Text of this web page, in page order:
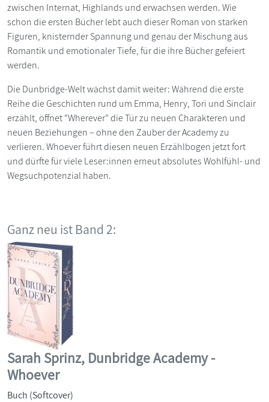
zwischen Internat, Highlands und erwachsen werden. Wie
schon die ersten Bücher lebt auch dieser Roman von starken
Figuren, knisternder Spannung und genau der Mischung aus
Romantik und emotionaler Tiefe, für die ihre Bücher gefeiert
werden.
Die Dunbridge-Welt wächst damit weiter: Während die erste
Reihe die Geschichten rund um Emma, Henry, Tori und Sinclair
erzählt, öffnet “Wherever” die Tür zu neuen Charakteren und
neuen Beziehungen – ohne den Zauber der Academy zu
verlieren. Whoever führt diesen neuen Erzählbogen jetzt fort
und dürfte für viele Leser:innen erneut absolutes Wohlfühl- und
Wegsuchpotenzial haben.
Ganz neu ist Band 2:
Sarah Sprinz, Dunbridge Academy -
Whoever
Buch (Softcover)